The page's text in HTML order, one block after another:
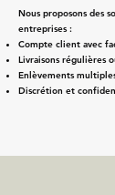
Nous proposons des
entreprises :
Compte client avec
Livraisons régulières
Enlèvements
Discrétion et